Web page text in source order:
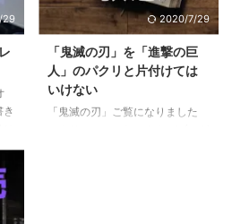
こ
5
の理由3.1 全ては自分には返って
こないリターン3.2 節税効果とい
くないが、減らすことができにく
い4 やってよかったと思う２つの
こと4.1 税制や資産運用の勉強に
なる。自分で持つのは全然違う。
29 2020/7/29
「鬼滅の刃」を「進撃の巨
人」のパクリと片付けては
いけない
「鬼滅の刃」ご覧になりました